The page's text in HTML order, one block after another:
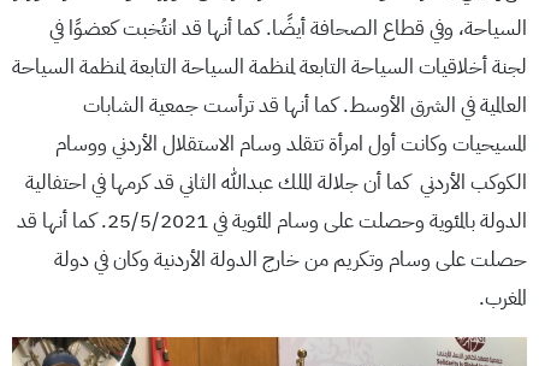
السياحة، وفي قطاع الصحافة أيضًا. كما أنها قد انتُخبت كعضوًا في
لجنة أخلاقيات السياحة التابعة لمنظمة السياحة التابعة لمنظمة السياحة
العالمية في الشرق الأوسط. كما أنها قد ترأست جمعية الشابات
المسيحيات وكانت أول امرأة تتقلد وسام الاستقلال الأردني ووسام
الكوكب الأردني كما أن جلالة الملك عبدالله الثاني قد كرمها في احتفالية
الدولة بالمئوية وحصلت على وسام المئوية في 25/5/2021. كما أنها قد
حصلت على وسام وتكريم من خارج الدولة الأردنية وكان في دولة
المغرب.